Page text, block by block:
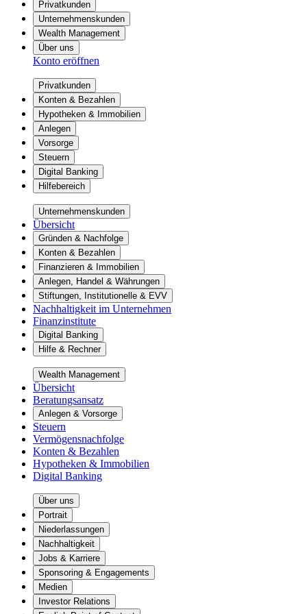
Privatkunden
Unternehmenskunden
Wealth Management
Über uns
Konto eröffnen
Privatkunden
Konten & Bezahlen
Hypotheken & Immobilien
Anlegen
Vorsorge
Steuern
Digital Banking
Hilfebereich
Unternehmenskunden
Übersicht
Gründen & Nachfolge
Konten & Bezahlen
Finanzieren & Immobilien
Anlegen, Handel & Währungen
Stiftungen, Institutionelle & EVV
Nachhaltigkeit im Unternehmen
Finanzinstitute
Digital Banking
Hilfe & Rechner
Wealth Management
Übersicht
Beratungsansatz
Anlegen & Vorsorge
Steuern
Vermögensnachfolge
Konten & Bezahlen
Hypotheken & Immobilien
Digital Banking
Über uns
Portrait
Niederlassungen
Nachhaltigkeit
Jobs & Karriere
Sponsoring & Engagements
Medien
Investor Relations